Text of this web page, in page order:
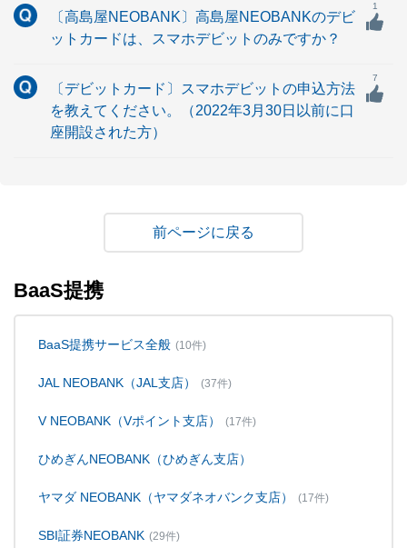
〔高島屋NEOBANK〕高島屋NEOBANKのデビ
ットカードは、スマホデビットのみですか？
1
〔デビットカード〕スマホデビットの申込方法
を教えてください。（2022年3月30日以前に口
座開設された方）
7
戻る
BaaS提携
BaaS提携サービス全般 (10件)
JAL NEOBANK（JAL支店） (37件)
V NEOBANK（Vポイント支店） (17件)
ひめぎんNEOBANK（ひめぎん支店）
ヤマダ NEOBANK（ヤマダネオバンク支店） (17件)
SBI証券NEOBANK (29件)